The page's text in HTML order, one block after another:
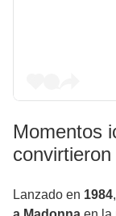
Momentos
Lanzado en 1984,